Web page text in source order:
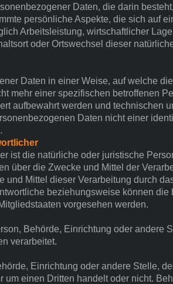
Daten, die darin
persönliche Aspekte, die sich auf
Arbeitsleistung, wirtschaftlicher
oder Ortswechsel dieser
Daten in einer Weise, auf welche
mehr einer spezifischen betroffenen
aufbewahrt werden und technischen
Daten nicht einer
ist die natürliche oder juristische
über die Zwecke und Mittel der
Mittel dieser Verarbeitung durch
beziehungsweise können
vorgesehen werden.
Behörde, Einrichtung oder andere
verarbeitet.
Einrichtung oder andere Stelle,
einen Dritten handelt oder nicht.